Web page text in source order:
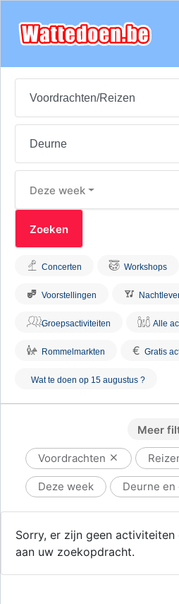
Deze week
Concerten Workshops
Voorstellingen
Groepsactiviteiten Alle
Rommelmarkten € Gratis
Wat te doen op 15 augustus ?
Meer
Voordrachten
Deze week Deurne en
Sorry, er zijn geen
aan uw zoekopdracht.